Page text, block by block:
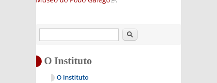
Buscar
O Instituto
O Instituto